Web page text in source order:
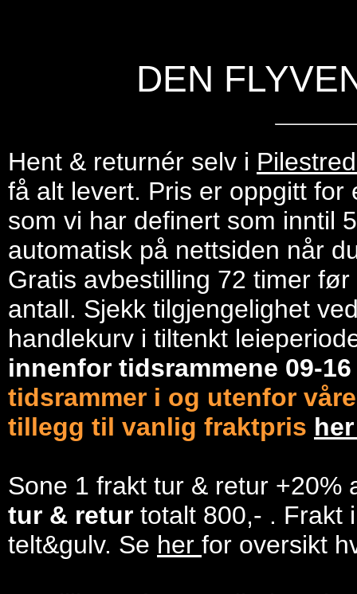
DEN
Hent & returnér selv i
få alt levert. Pris er oppgitt
som vi har definert som inntil
automatisk på nettsiden når
Gratis avbestilling 72 timer
antall. Sjekk tilgjengelighet
handlekurv i tiltenkt
innenfor tidsrammene 09-
tidsrammer i og utenfor
tillegg til vanlig fraktpris
Sone 1 frakt tur & retur +20%
tur & retur totalt 800,- . Frakt
telt&gulv. Se her for oversikt